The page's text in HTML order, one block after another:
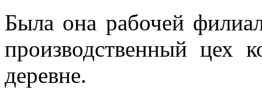
Была она рабочей
производственный цех
деревне.